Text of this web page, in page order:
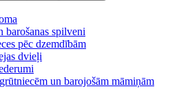
barošanas spilveni
pēc dzemdībām
dvieļi
un barojošām māmiņām